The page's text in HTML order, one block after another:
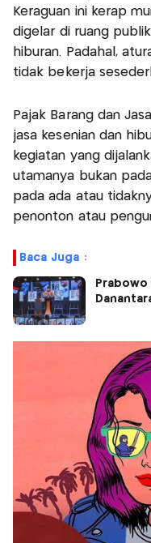
Keraguan ini kerap
digelar di ruang
hiburan. Padahal,
tidak bekerja
Pajak Barang dan
jasa kesenian dan
kegiatan yang
utamanya bukan
pada ada atau
penonton atau
Baca Juga :